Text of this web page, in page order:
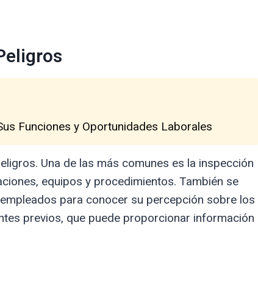
Funciones y Oportunidades Laborales
Una de las más comunes es la inspección
equipos y procedimientos. También se
para conocer su percepción sobre los
previos, que puede proporcionar información